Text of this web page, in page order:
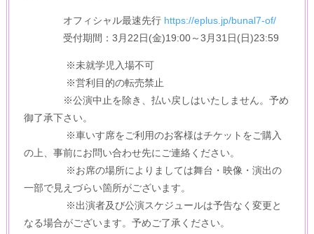
オフィシャル最速先行 https://eplus.jp/bunal7-of/
受付期間：3月22日(金)19:00～3月31日(日)23:59
※未就学児入場不可
※営利目的の転売禁止
※公演中止を除き、払い戻しはいたしません。予め
御了承下さい。
※車いす席をご利用のお客様はチケットをご購入
の上、事前にお問い合わせ先にご連絡ください。
※お席の場所によりましては舞台・映像・演出の
一部で見えづらい箇所がございます。
※出演者及び公演スケジュールは予告なく変更と
なる場合がございます。予めご了承ください。